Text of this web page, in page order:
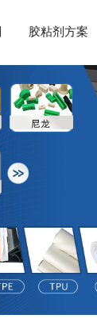
胶粘剂方案